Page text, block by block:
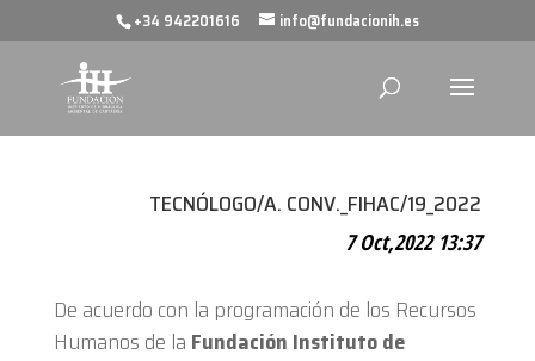
+34 942201616 info@fundacionih.es
TECNÓLOGO/A. CONV._FIHAC/19_2022
7 Oct,2022 13:37
De acuerdo con la programación de los Recursos
Humanos de la Fundación Instituto de